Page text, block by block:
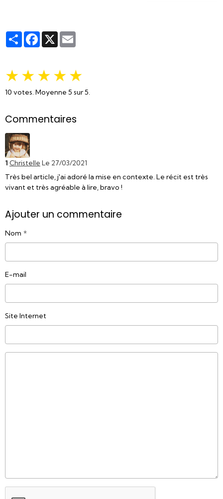
PartagerFacebook
X
★★★★★
10 votes. Moyenne 5 sur 5.
Commentaires
1 Christelle Le 27/03/2021
Très bel article, j'ai adoré la mise en contexte. Le récit est très
vivant et très agréable à lire, bravo !
Ajouter un commentaire
Nom
E-mail
Site Internet